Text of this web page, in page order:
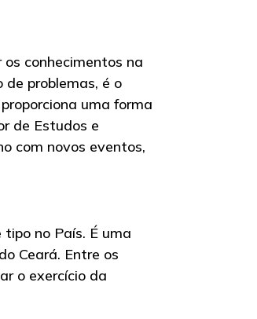
conhecimentos na
problemas, é o
uma forma
de Estudos e
com novos eventos,
no País. É uma
Ceará. Entre os
o exercício da